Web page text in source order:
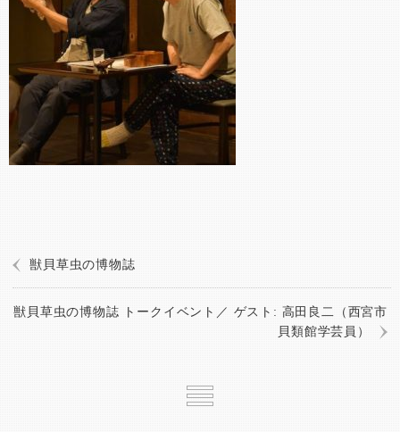
獣貝草虫の博物誌
獣貝草虫の博物誌 トークイベント／ ゲスト: 高田良二（西宮市
貝類館学芸員）